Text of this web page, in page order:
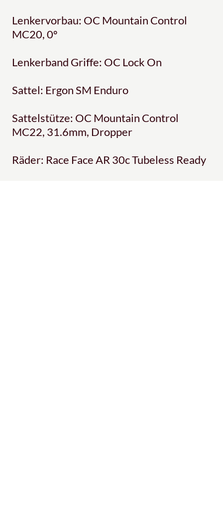
Lenkervorbau: OC Mountain Control
MC20, 0º
Lenkerband Griffe: OC Lock On
Sattel: Ergon SM Enduro
Sattelstütze: OC Mountain Control
MC22, 31.6mm, Dropper
Räder: Race Face AR 30c Tubeless Ready